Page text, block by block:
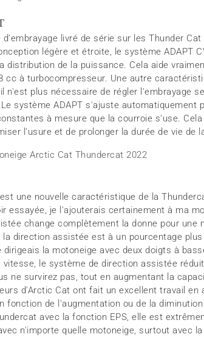
livré de série sur les Thunder
légère et étroite, le système ADAPT
distribution de la puissance. Cela aide
cc à turbocompresseur. Une autre
n'est plus nécessaire de régler l'embrayage
système ADAPT s'ajuste automatiquement
à mesure que la courroie s'use.
l'usure et de prolonger la durée de vie de
une nouvelle caractéristique de la
essayée, je l'ajouterais certainement à ma
change complètement la donne pour une
direction assistée est à un pourcentage
la motoneige avec deux doigts à
vitesse, le système de direction assistée
ne survirez pas, tout en augmentant la
d'Arctic Cat ont fait un excellent travail en
fonction de l'augmentation ou de la diminution
avec la fonction EPS, elle est
n'importe quelle motoneige, surtout avec